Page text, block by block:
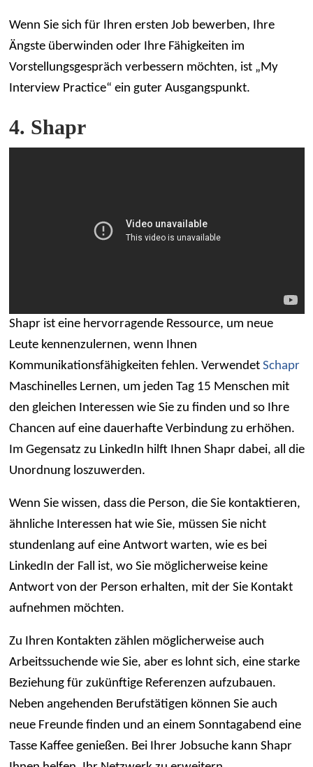
Wenn Sie sich für Ihren ersten Job bewerben, Ihre
Ängste überwinden oder Ihre Fähigkeiten im
Vorstellungsgespräch verbessern möchten, ist „My
Interview Practice“ ein guter Ausgangspunkt.
4. Shapr
Shapr ist eine hervorragende Ressource, um neue
Leute kennenzulernen, wenn Ihnen
Kommunikationsfähigkeiten fehlen. Verwendet Schapr
Maschinelles Lernen, um jeden Tag 15 Menschen mit
den gleichen Interessen wie Sie zu finden und so Ihre
Chancen auf eine dauerhafte Verbindung zu erhöhen.
Im Gegensatz zu LinkedIn hilft Ihnen Shapr dabei, all die
Unordnung loszuwerden.
Wenn Sie wissen, dass die Person, die Sie kontaktieren,
ähnliche Interessen hat wie Sie, müssen Sie nicht
stundenlang auf eine Antwort warten, wie es bei
LinkedIn der Fall ist, wo Sie möglicherweise keine
Antwort von der Person erhalten, mit der Sie Kontakt
aufnehmen möchten.
Zu Ihren Kontakten zählen möglicherweise auch
Arbeitssuchende wie Sie, aber es lohnt sich, eine starke
Beziehung für zukünftige Referenzen aufzubauen.
Neben angehenden Berufstätigen können Sie auch
neue Freunde finden und an einem Sonntagabend eine
Tasse Kaffee genießen. Bei Ihrer Jobsuche kann Shapr